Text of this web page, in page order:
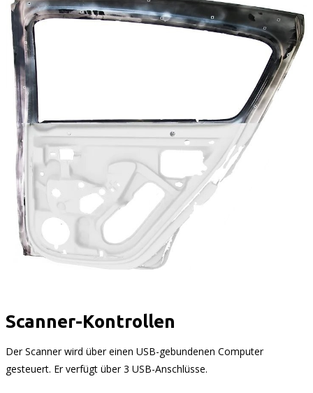
Scanner-Kontrollen
Der Scanner wird über einen USB-gebundenen Computer
gesteuert. Er verfügt über 3 USB-Anschlüsse.